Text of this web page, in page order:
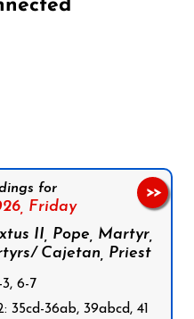
for
Friday
II, Pope, Martyr,
Cajetan, Priest
3, 6-7
35cd-36ab, 39abcd, 41
>>